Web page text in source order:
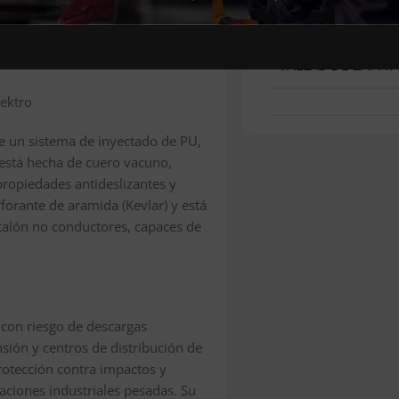
plantilla de aramida y
un sistema de inyectado de PU,
hecha de cuero vacuno,
antideslizantes y
de aramida (Kevlar) y está
no conductores, capaces de
riesgo de descargas
y centros de distribución de
contra impactos y
industriales pesadas. Su